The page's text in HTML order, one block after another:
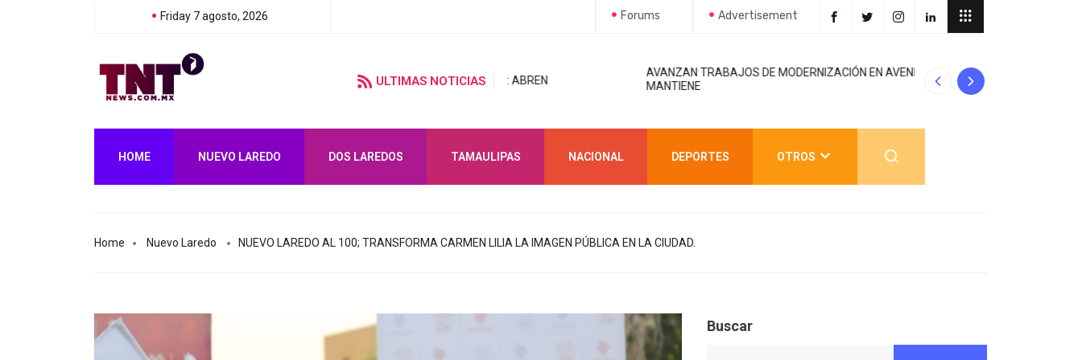
Friday 7 agosto, 2026 Forums Advertisement
ULTIMAS NOTICIAS
CARMEN LILIA CANTUROSAS LE CUMPLE A FAMILIAS DEL PONIENTE: ABREN
AVANZAN TRABAJOS DE MODERNIZACIÓN EN AVENIDA REFORMA; GOBIERNO MUNICIPAL
MANTIENE
HOME NUEVO LAREDO DOS LAREDOS TAMAULIPAS NACIONAL DEPORTES OTROS
Home Nuevo Laredo NUEVO LAREDO AL 100; TRANSFORMA CARMEN LILIA LA IMAGEN PÚBLICA EN LA CIUDAD.
Buscar